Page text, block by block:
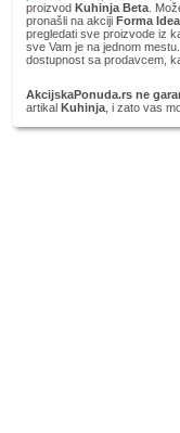
proizvod Kuhinja Beta .
pronašli na akciji Forma
pregledati sve proizvode iz
sve Vam je na jednom
dostupnost sa prodavcem,
AkcijskaPonuda.rs ne
artikal Kuhinja , i zato vas